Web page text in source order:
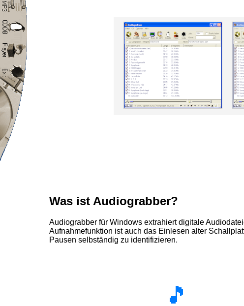
Was ist Audiograbber?
Audiograbber für Windows extrahiert digitale
Aufnahmefunktion ist auch das Einlesen alter
Pausen selbständig zu identifizieren.
🎵